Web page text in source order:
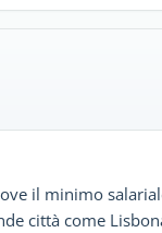
il minimo
città come